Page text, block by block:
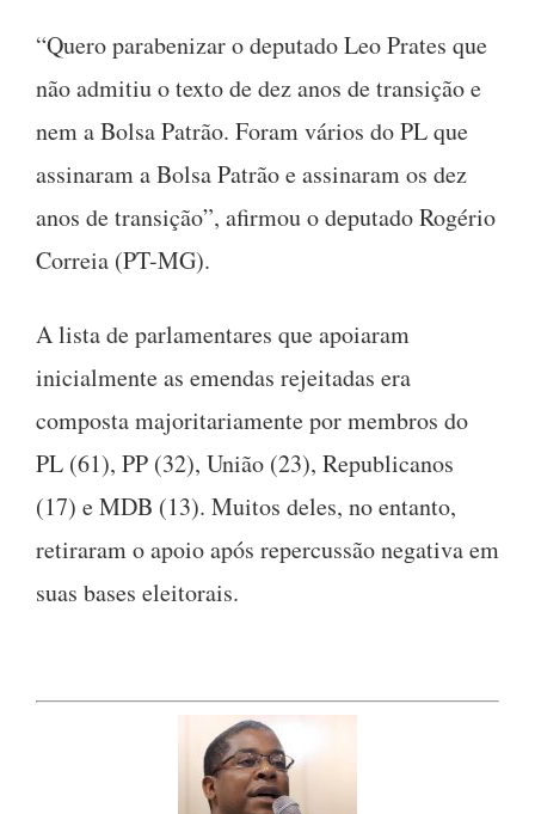
“Quero parabenizar o deputado Leo Prates que
não admitiu o texto de dez anos de transição e
nem a Bolsa Patrão. Foram vários do PL que
assinaram a Bolsa Patrão e assinaram os dez
anos de transição”, afirmou o deputado Rogério
Correia (PT-MG).
A lista de parlamentares que apoiaram
inicialmente as emendas rejeitadas era
composta majoritariamente por membros do
PL (61), PP (32), União (23), Republicanos
(17) e MDB (13). Muitos deles, no entanto,
retiraram o apoio após repercussão negativa em
suas bases eleitorais.